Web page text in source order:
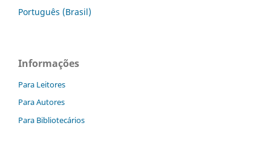
Português (Brasil)
Informações
Para Leitores
Para Autores
Para Bibliotecários